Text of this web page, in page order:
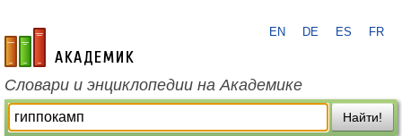
academic.ru
EN DE ES FR
Словари и энциклопедии на Академике
Найти!